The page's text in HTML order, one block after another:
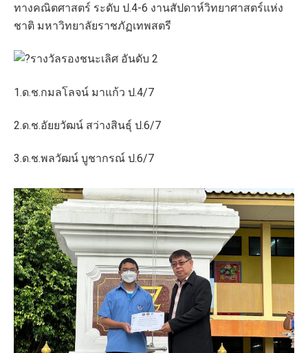
ทางคณิตศาสตร์ ระดับ ป.4-6 งานสัปดาห์วิทยาศาสตร์แห่ง
ชาติ มหาวิทยาลัยราชภัฏเทพสตรี
รางวัลรองชนะเลิศ อันดับ 2
1.ด.ช.กมลโลจน์ มาแก้ว ป.4/7
2.ด.ช.อัยยวัฒน์ สว่างสินธุ์ ป.6/7
3.ด.ช.พลวัฒน์ บูชากรณ์ ป.6/7